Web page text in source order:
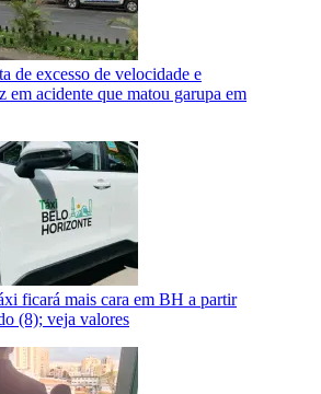
de excesso de velocidade e
em acidente que matou garupa em
ficará mais cara em BH a partir
(8); veja valores